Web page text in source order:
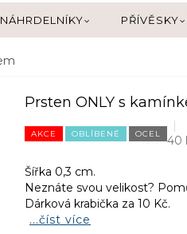
NÁHRDELNÍKY PŘÍVĚSKY
Prsten ONLY s
AKCE OBLÍBENÉ OCEL 40
Šířka 0,3 cm.
Neznáte svou velikost?
Dárková krabička za 10 Kč.
...číst více